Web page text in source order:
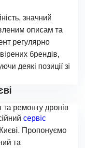
значний
описам та
регулярно
брендів,
деякі позиції зі
ремонту дронів
сервіс
Пропонуємо
та